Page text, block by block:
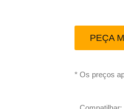
PEÇA
* Os preços